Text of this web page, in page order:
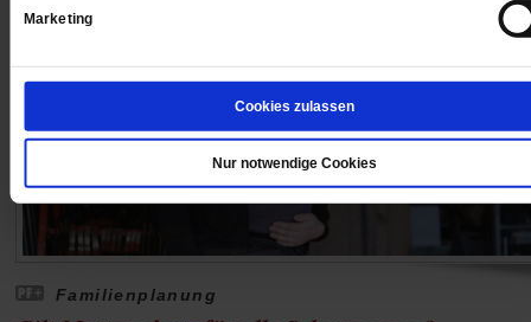
Marketing
Cookies zulassen
Nur notwendige Cookies
Familienplanung